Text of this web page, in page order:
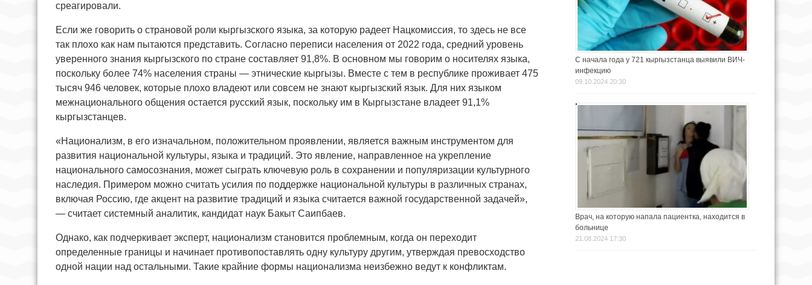
среагировали.
Если же говорить о страновой роли кыргызского языка, за которую радеет Нацкомиссия, то здесь не все
так плохо как нам пытаются представить. Согласно переписи населения от 2022 года, средний уровень
уверенного знания кыргызского по стране составляет 91,8%. В основном мы говорим о носителях языка,
поскольку более 74% населения страны — этнические кыргызы. Вместе с тем в республике проживает 475
тысяч 946 человек, которые плохо владеют или совсем не знают кыргызский язык. Для них языком
межнационального общения остается русский язык, поскольку им в Кыргызстане владеет 91,1%
кыргызстанцев.
«‎Национализм, в его изначальном, положительном проявлении, является важным инструментом для
развития национальной культуры, языка и традиций. Это явление, направленное на укрепление
национального самосознания, может сыграть ключевую роль в сохранении и популяризации культурного
наследия. Примером можно считать усилия по поддержке национальной культуры в различных странах,
включая Россию, где акцент на развитие традиций и языка считается важной государственной задачей»,
— считает системный аналитик, кандидат наук Бакыт Саипбаев.
Однако, как подчеркивает эксперт, национализм становится проблемным, когда он переходит
определенные границы и начинает противопоставлять одну культуру другим, утверждая превосходство
одной нации над остальными. Такие крайние формы национализма неизбежно ведут к конфликтам.
С начала года у 721 кыргызстанца выявили ВИЧ-
инфекцию
09.10.2024 20:30
Врач, на которую напала пациентка, находится в
больнице
21.08.2024 17:30